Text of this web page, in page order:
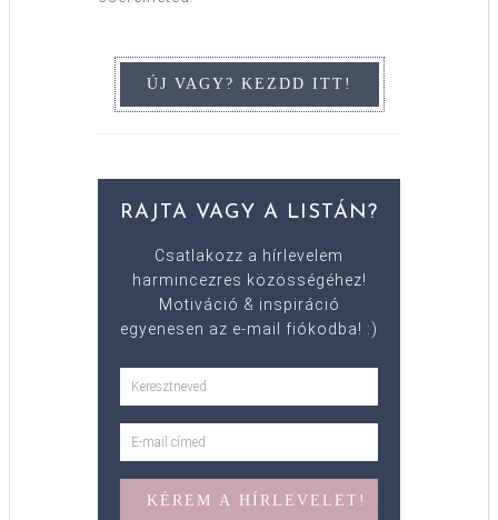
RAJTA VAGY A LISTÁN?
Csatlakozz a hírlevelem
harmincezres közösségéhez!
Motiváció & inspiráció
egyenesen az e-mail fiókodba! :)